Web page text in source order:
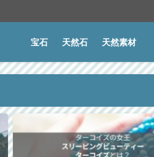
宝石 天然石 天然素材